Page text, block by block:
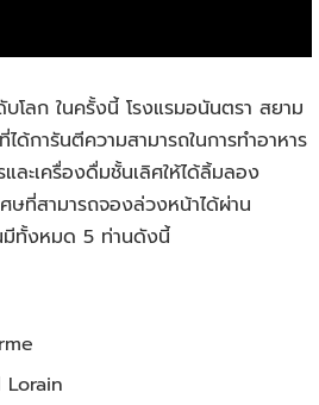
บโลก ในครั้งนี้ โรงแรมอนันตรา สยาม
การันตีความสามารถในการทำอาหาร
ละเครื่องดื่มชั้นเลิศให้ได้ลิ้มลอง
ษที่สามารถจองล่วงหน้าได้ผ่าน
มีทั้งหมด 5 ท่านดังนี้
Lorain